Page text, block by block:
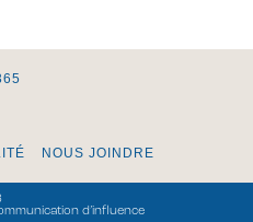
NOUS JOINDRE
d’influence